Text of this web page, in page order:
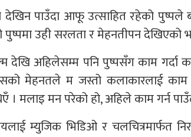
पाउँदा आफू उत्साहित रहेको पुष्पले
उही सरलता र मेहनतीपन देखिएको
देखि अहिलेसम्म पनि पुष्पसँग काम गर्दा
मेहनतले म जस्तो कलाकारलाई काम
। मलाइ मन परेको हो, अहिले काम गर्न
म्युजिक भिडिओ र चलचित्रमार्फत